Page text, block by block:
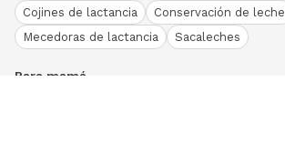
Cojines de lactancia
Conservación de leche
Mecedoras de lactancia
Sacaleches
Para mamá